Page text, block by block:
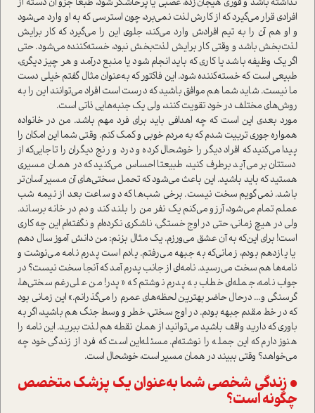
نداشته باشد و فوری هیجان‌زده، عصبی یا پرخاشگر شود، طبعا جزو آن دسته از
افرادی قرار می‌گیرد که از کارش لذت نمی‌برد، چون ا‌سترسی که به او وارد می‌شود
و او هم آن را به تیم افرادش وارد می‌کند، جلوی این را می‌گیرد که کار برایش
لذت‌بخش باشد و وقتی کار برایش لذت‌بخش نبود، خسته‌کننده می‌شود. حتی
اگر یک وظیفه باشد یا کاری که باید انجام شود یا منبع در‌آمد و هر چیز د‌یگری،
طبیعی ا‌ست که خسته‌کننده ‌شود. این فاکتور که به‌عنوان مثال گفتم خیلی دست
ما نیست. شاید شما هم موافق باشید که درست ا‌ست افراد می‌توانند این را به
روش‌های مختلف در خود تقویت کنند، ولی یک جنبه‌هایی ذاتی ا‌ست.
مورد بعدی این ا‌ست که چه اهدافی باید برای فرد مهم باشد. من در خانواده
همواره جوری تربیت شدم که به مردم خوبی و کمک کنم. وقتی شما این امکان را
پیدا می‌کنید که افراد دیگر را خوشحال کرده و درد و رنج دیگران را تا‌جایی‌که از
دستتان بر می‌آید برطرف کنید، طبیعتا احساس می‌کنید که در همان مسیری
هستید که باید باشید. این باعث می‌شود که تحمل سختی‌های آن مسیر آسان‌تر
باشد. نمی‌گویم سخت نیست. برخی شب‌ها که دو ساعت بعد از نیمه شب
عملم تمام می‌شود، آرزو می‌کنم یک نفر من را بلند کند و دم در خانه برساند.
ولی در هیچ زمانی، حتی در اوج خستگی، ناشکری نکرده‌ام و نگفته‌ام این چه کاری
ا‌ست! برای این‌که به آن عشق می‌ورزم. یک مثال بزنم: من دانش آموز سال دهم
یا یازدهم بودم، زمانی‌که به جبهه می‌رفتم. یادم ا‌ست پدرم نامه می‌نوشت و
نامه‌ها هم سخت می‌رسید. نامه‌ای از جانب پدرم آمد که آنجا سخت نیست؟ در
جواب نامه، جمله‌ای خطاب به پدرم نوشتم که «پدر! من علی‌رغم سختی‌ها،
گرسنگی و... در‌حال حاضر بهترین لحظه‌های عمرم را می‌گذرانم.» این زمانی بود
که در خط مقدم جبهه بودم. در اوج سختی، خطر و وسط جنگ هم باشید، اگر به
باوری که دارید واقف باشید می‌توانید از همان نقطه هم لذت ببرید‌. این نامه را
هنوز دارم که این جمله را نوشته‌ام. مسئله‌این ا‌ست که فرد از زندگی خود چه
می‌خواهد؟ وقتی ببیند در همان مسیر ا‌ست، خوشحال ا‌ست.
• زندگی شخصی شما به‌عنوان یک پزشک متخصص
چگونه ا‌ست؟